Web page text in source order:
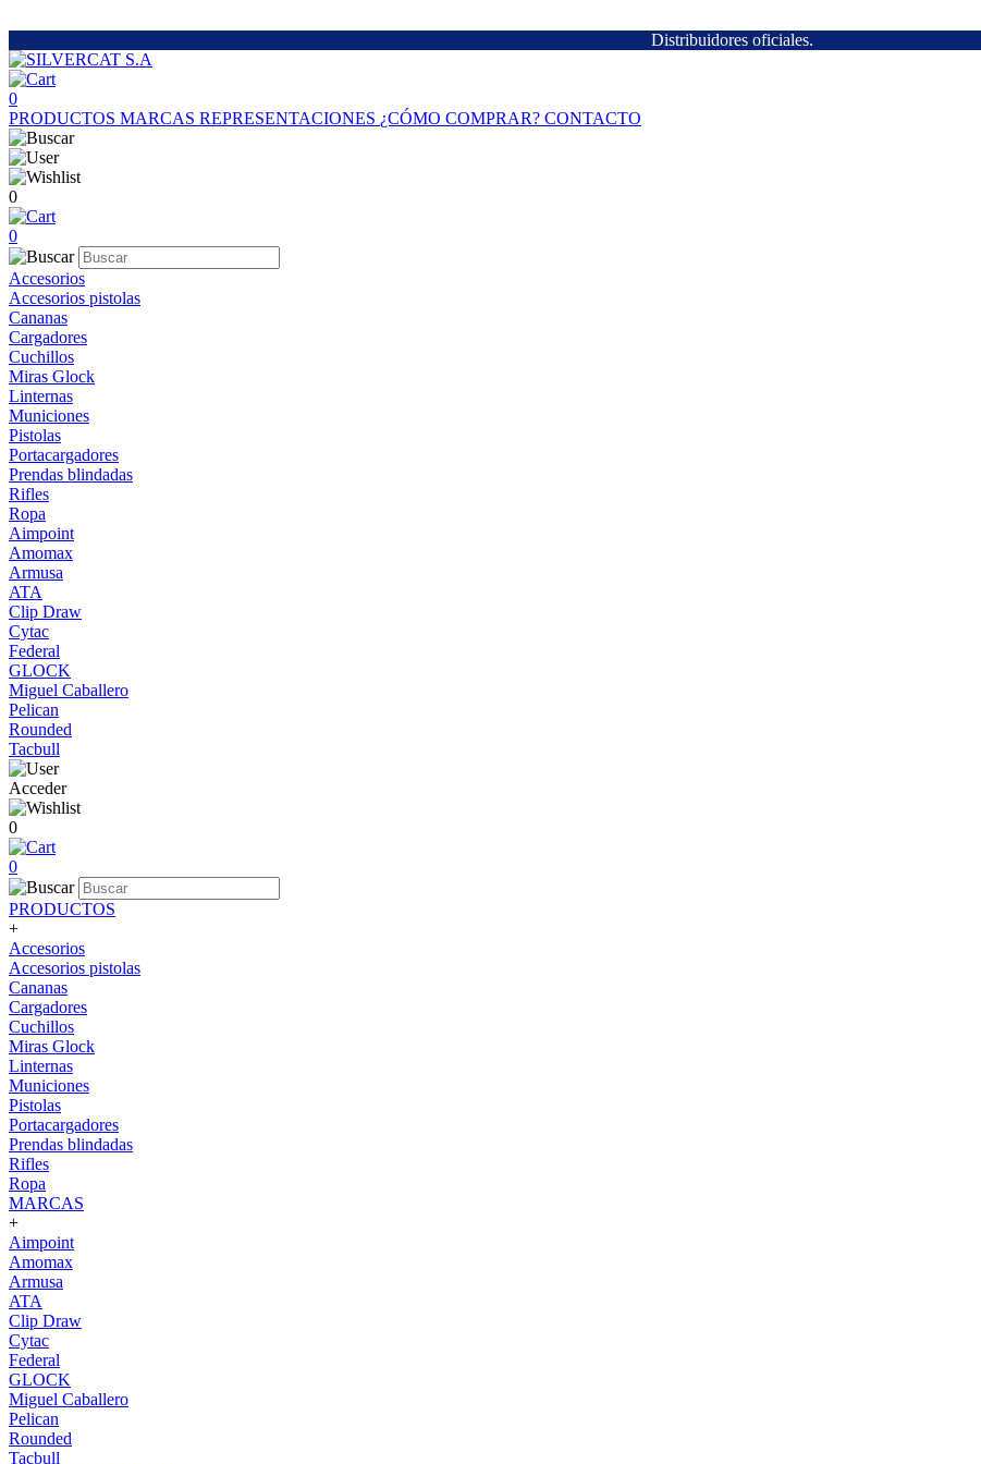
Distribuidores oficiales.
0
PRODUCTOS MARCAS REPRESENTACIONES ¿CÓMO COMPRAR? CONTACTO
0
0
Accesorios
Accesorios pistolas
Cananas
Cargadores
Cuchillos
Miras Glock
Linternas
Municiones
Pistolas
Portacargadores
Prendas blindadas
Rifles
Ropa
Aimpoint
Amomax
Armusa
ATA
Clip Draw
Cytac
Federal
GLOCK
Miguel Caballero
Pelican
Rounded
Tacbull
Acceder
0
0
PRODUCTOS
+
Accesorios
Accesorios pistolas
Cananas
Cargadores
Cuchillos
Miras Glock
Linternas
Municiones
Pistolas
Portacargadores
Prendas blindadas
Rifles
Ropa
MARCAS
+
Aimpoint
Amomax
Armusa
ATA
Clip Draw
Cytac
Federal
GLOCK
Miguel Caballero
Pelican
Rounded
Tacbull